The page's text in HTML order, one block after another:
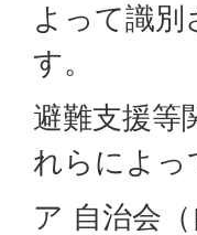
よって識別
す。
避難支援等
れらによっ
ア 自治会（